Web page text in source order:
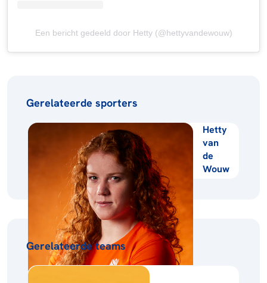
Een bericht gedeeld door Hetty (@hettyvandewouw)
Gerelateerde sporters
Hetty
van
de
Wouw
Gerelateerde teams